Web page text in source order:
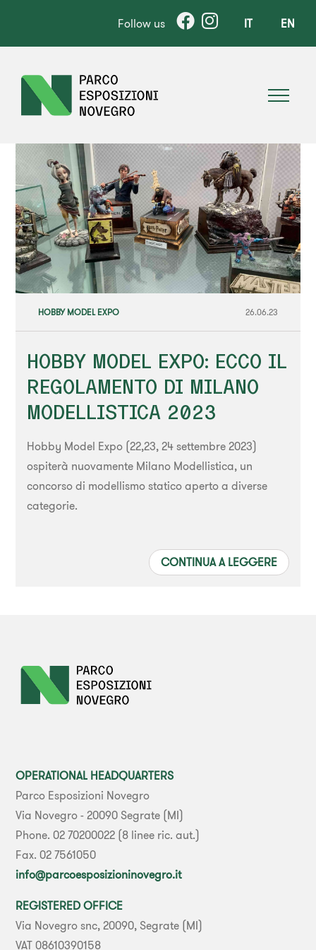
Follow us IT EN
HOBBY MODEL EXPO 26.06.23
HOBBY MODEL EXPO: ECCO IL
REGOLAMENTO DI MILANO
MODELLISTICA 2023
Hobby Model Expo (22,23, 24 settembre 2023)
ospiterà nuovamente Milano Modellistica, un
concorso di modellismo statico aperto a diverse
categorie.
CONTINUA A LEGGERE
OPERATIONAL HEADQUARTERS
Parco Esposizioni Novegro
Via Novegro - 20090 Segrate (MI)
Phone. 02 70200022 (8 linee ric. aut.)
Fax. 02 7561050
info@parcoesposizioninovegro.it
REGISTERED OFFICE
Via Novegro snc, 20090, Segrate (MI)
VAT 08610390158